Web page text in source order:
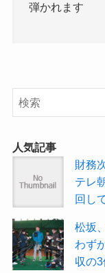
弾かれます
人気記事
財務
テレ
回し
松坂
わず
収の